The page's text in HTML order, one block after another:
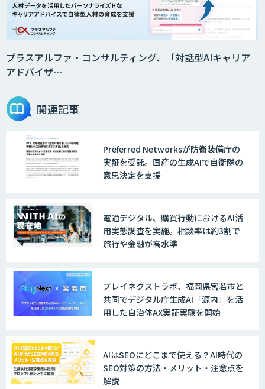
2層ナレッジ×AIで顧客コミュニケーシ
ョンを効率化「ZEROCK」
戦略策定から実装まで一気通貫のAIエー
ジェント開発
WARP NEXT
LINE WORKS AiNote
Explaza 生成AI Partner｜AIエージェン
GENIEE SFA/CRM
プラスアルファ・コンサルティング、「対話型AIキャリア
アドバイザ…
関連記事
Preferred Networksが防衛装備庁の
実証を受託。国産の生成AIで自衛隊の
意思決定を支援
電通デジタル、購買行動におけるAI活
用実態調査を実施。相談率は約3割で
旅行や金融が高水準
プレイネクストラボ、福岡県宮若市と
共同でデジタル庁生成AI「源内」を活
用した自治体AX実証実験を開始
AIはSEOにどこまで使える？AI時代の
SEO対策の方法・メリット・注意点を
解説